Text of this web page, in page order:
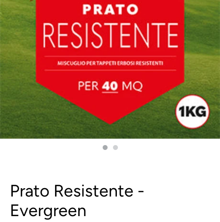
Prato Resistente -
Evergreen